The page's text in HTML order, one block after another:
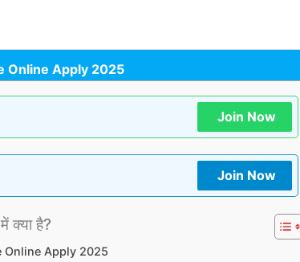
Online Apply 2025
Join Now
Join Now
क्या है?
Online Apply 2025